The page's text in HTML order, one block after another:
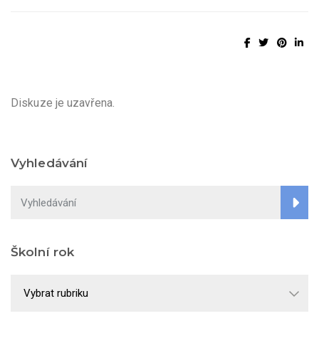
Diskuze je uzavřena.
Vyhledávání
Školní rok